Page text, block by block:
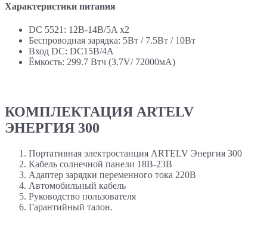
Характеристики питания
DC 5521: 12В-14В/5A x2
Беспроводная зарядка: 5Вт / 7.5Вт / 10Вт
Вход DC: DC15В/4A
Ёмкость: 299.7 Втч (3.7V/ 72000мА)
КОМПЛЕКТАЦИЯ ARTELV
ЭНЕРГИЯ 300
Портативная электростанция ARTELV Энергия 300
Кабель солнечной панели 18В-23В
Адаптер зарядки переменного тока 220В
Автомобильный кабель
Руководство пользователя
Гарантийный талон.